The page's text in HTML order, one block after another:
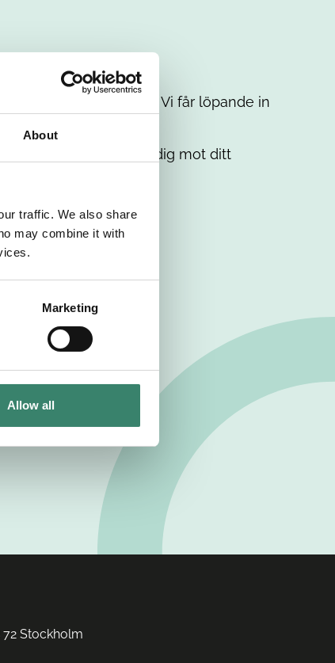
About
traffic. We also share
may combine it with
Marketing
Allow all
Misströsta inte. Vi får löpande in
matchar vi dig mot ditt
72 Stockholm